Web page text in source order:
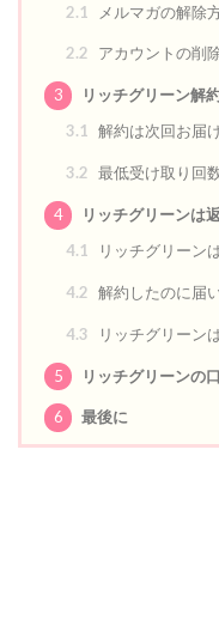
2.1
メルマガの解除
2.2 アカウントの削
3
リッチグリーン解
3.1 解約は次回お届
3.2 最低受け取り回
4
リッチグリーンは
4.1
リッチグリーン
4.2 解約したのに届
4.3 リッチグリーン
5 リッチグリーンの
6 最後に